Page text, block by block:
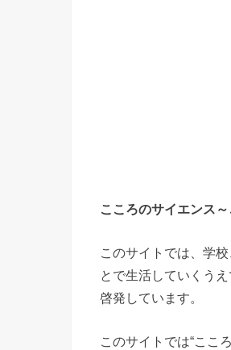
こころのサイエンス
このサイトでは、学
とで生活していくう
啓発しています。
このサイトでは“ここ